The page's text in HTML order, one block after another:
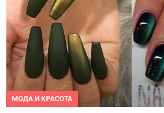
МОДА И КРАСОТА